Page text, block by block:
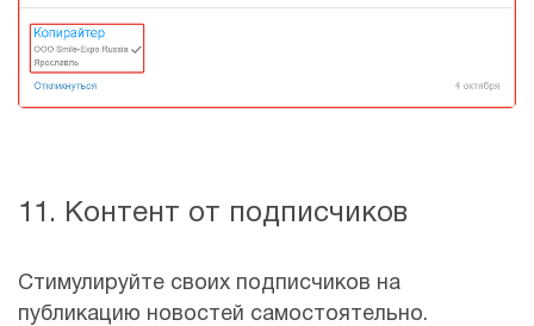
11. Контент от подписчиков
Стимулируйте своих подписчиков на
публикацию новостей самостоятельно.